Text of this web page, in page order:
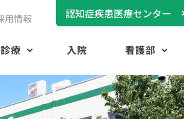
認知症疾患医療センター
用情報
療 入院 看護部